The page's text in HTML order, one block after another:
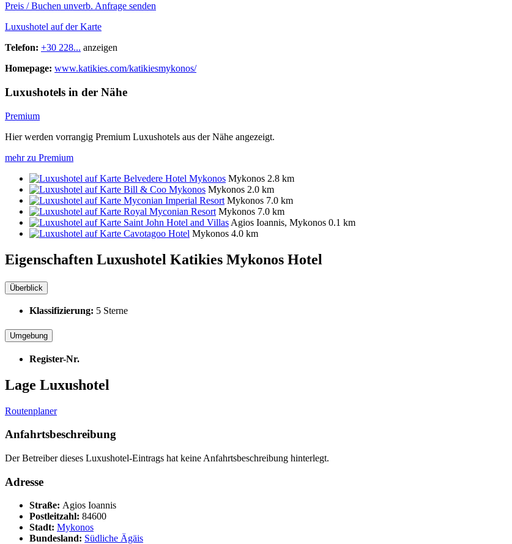
Preis / Buchen unverb. Anfrage senden
Luxushotel auf der Karte
Telefon: +30 228... anzeigen
Homepage: www.katikies.com/katikiesmykonos/
Luxushotels in der Nähe
Premium
Hier werden vorrangig Premium Luxushotels aus der Nähe angezeigt.
mehr zu Premium
Belvedere Hotel Mykonos Mykonos 2.8 km
Bill & Coo Mykonos Mykonos 2.0 km
Myconian Imperial Resort Mykonos 7.0 km
Royal Myconian Resort Mykonos 7.0 km
Saint John Hotel and Villas Agios Ioannis, Mykonos 0.1 km
Cavotagoo Hotel Mykonos 4.0 km
Eigenschaften Luxushotel Katikies Mykonos Hotel
Überblick
Klassifizierung: 5 Sterne
Umgebung
Register-Nr.
Lage Luxushotel
Routenplaner
Anfahrtsbeschreibung
Der Betreiber dieses Luxushotel-Eintrags hat keine Anfahrtsbeschreibung hinterlegt.
Adresse
Straße: Agios Ioannis
Postleitzahl: 84600
Stadt: Mykonos
Bundesland: Südliche Ägäis